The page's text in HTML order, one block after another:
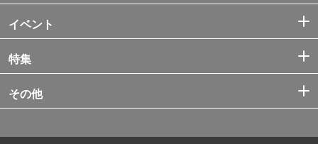
イベント
特集
その他